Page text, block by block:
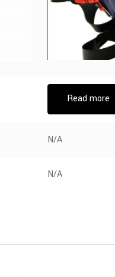
Read more
N/A
N/A